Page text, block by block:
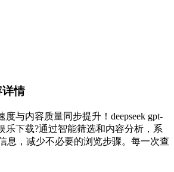
详情
度与内容质量同步提升！deepseek gpt-
乐下载?通过智能筛选和内容分析，系
息，减少不必要的浏览步骤。每一次查